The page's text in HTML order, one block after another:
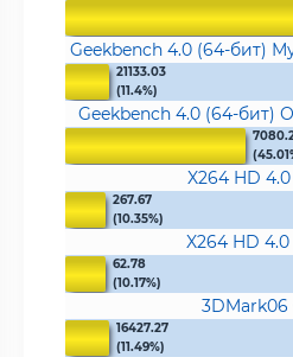
Geekbench 4.0 (64-бит)
21133.03
(11.4%)
Geekbench 4.0 (64-бит)
X264 HD 4.0
267.67
(10.35%)
X264 HD 4.0
62.78
(10.17%)
3DMark06
16427.27
(11.49%)